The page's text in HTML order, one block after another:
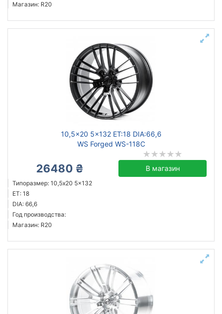
Магазин: R20
10,5x20 5x132 ET:18 DIA:66,6
WS Forged WS-118C
26480 ₴ В магазин
Типоразмер: 10,5x20 5x132
ET: 18
DIA: 66,6
Год производства:
Магазин: R20